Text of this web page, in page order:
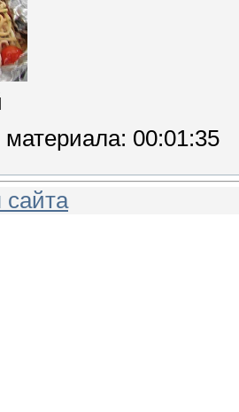
материала: 00:01:35